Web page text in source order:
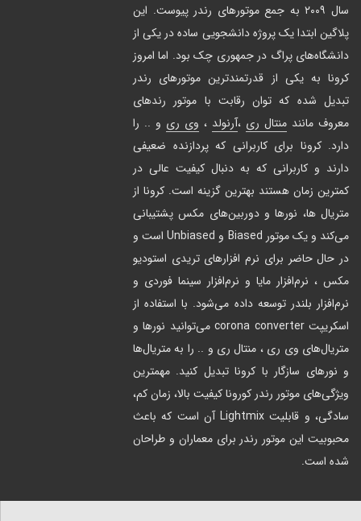
سال ۲۰۰۹ به جمع موتورهای رندر پیوست. این
پلاگین ابتدا یک پروژه دانشجویی ساده در یکی از
دانشگاه‌های پراگ در جمهوری چک بود. اما امروز
کرونا به یکی از قدرتمندترین موتورهای رندر
تبدیل شده که توان رقابت با موتور رندهای
معروف مانند منتال ری ،آرنولد ، وی ری و .. را
دارد. کرونا برای کاربرانی که پردازنده ضعیفی
دارند و کاربرانی که به دنبال کیفیت عالی در
کمترین زمان هستند بهترین گزینه است. کرونا از
متریال ها، نور‌ها و دوربین‌های مکس پشتیبانی
می‌کند و یک موتور Biased و Unbiased است و
در حال حاضر برای نرم افزار‌های تریدی استودیو
مکس ، نرم‌افزار مایا و نرم‌افزار سینما فوردی و
نرم‌افزار بلندر توسعه داده می‌شود. با استفاده از
اسکریپت corona converter می‌توانید نورها و
متریال‌های وی ری ، منتال ری و .. را به متریال‌ها
و نورهای سازگار با کرونا تبدیل کنید. مهمترین
ویژگی‌های موتور رندر کورونا کیفیت بالا، زمان کم،
سادگی، و قابلیت Lightmix آن است که باعث
محبوبیت این موتور رندر برای معماران و طراحان
شده است.